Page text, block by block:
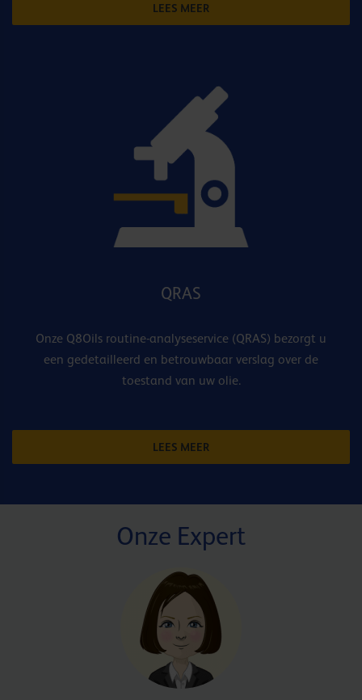
LEES MEER
QRAS
Onze Q8Oils routine-analyseservice (QRAS) bezorgt u
een gedetailleerd en betrouwbaar verslag over de
toestand van uw olie.
LEES MEER
Onze Expert